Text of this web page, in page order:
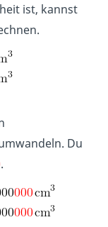
ist, kannst
Du
.